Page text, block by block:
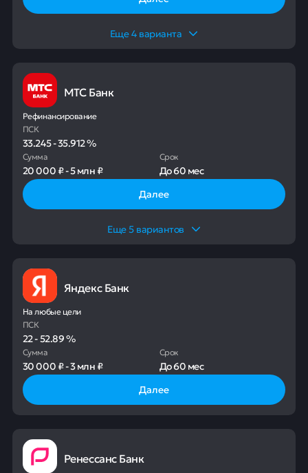
Еще4 варианта
МТС Банк
Рефинансирование
ПСК
33.245-35.912%
Сумма
20 000 ₽-5 млн ₽
Срок
До60 мес
Далее
Еще5вариантов
Яндекс Банк
На любые цели
ПСК
22-52.89%
Сумма
30 000 ₽-3 млн ₽
Срок
До60 мес
Далее
Ренессанс Банк